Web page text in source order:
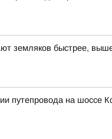
земляков быстрее,
путепровода на шоссе